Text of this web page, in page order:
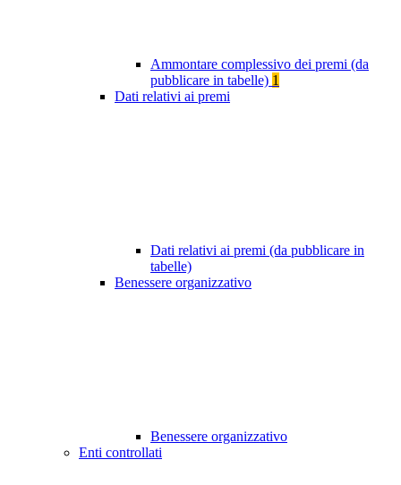
Ammontare complessivo dei premi (da
pubblicare in tabelle) 1
Dati relativi ai premi
Dati relativi ai premi (da pubblicare in
tabelle)
Benessere organizzativo
Benessere organizzativo
Enti controllati